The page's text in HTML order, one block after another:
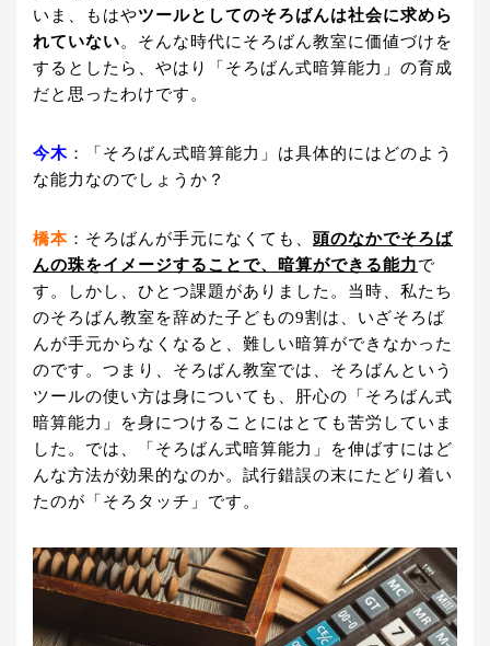
いま、もはやツールとしてのそろばんは社会に求めら
れていない。そんな時代にそろばん教室に価値づけを
するとしたら、やはり「そろばん式暗算能力」の育成
だと思ったわけです。
今木 ：「そろばん式暗算能力」は具体的にはどのよう
な能力なのでしょうか？
橋本 ：そろばんが手元になくても、 頭のなかでそろば
んの珠をイメージすることで、暗算ができる能力で
す。しかし、ひとつ課題がありました。当時、私たち
のそろばん教室を辞めた子どもの9割は、いざそろば
んが手元からなくなると、難しい暗算ができなかった
のです。つまり、そろばん教室では、そろばんという
ツールの使い方は身についても、肝心の「そろばん式
暗算能力」を身につけることにはとても苦労していま
した。では、「そろばん式暗算能力」を伸ばすにはど
んな方法が効果的なのか。試行錯誤の末にたどり着い
たのが「そろタッチ」です。